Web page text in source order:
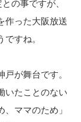
の事ですが、
作った大阪放送
すね。
が舞台です。
いたことのない
ママのため」